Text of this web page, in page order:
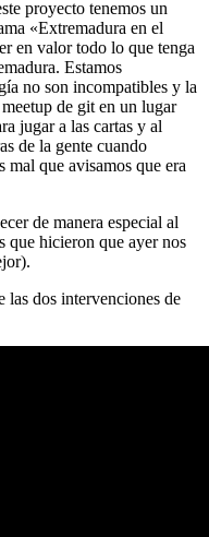
proyecto tenemos un
«Extremadura en el
en valor todo lo que tenga
Estamos
no son incompatibles y la
de git en un lugar
jugar a las cartas y al
de la gente cuando
mal que avisamos que era
de manera especial al
que hicieron que ayer nos
las dos intervenciones de